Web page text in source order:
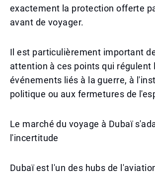
exactement la protection offerte
avant de voyager.
Il est particulièrement important
attention à ces points qui régulent
événements liés à la guerre, à
politique ou aux fermetures de
Le marché du voyage à Dubaï
l'incertitude
Dubaï est l'un des hubs de